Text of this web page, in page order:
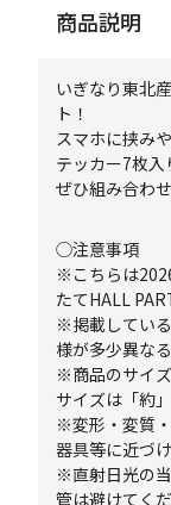
商品説明
いぎなり東北
ト！
スマホに挟み
テッカー7枚入
ぜひ組み合わ
◯注意事項
※こちらは
たてHALL
※掲載してい
様が多少異な
※商品のサイ
サイズは「約
※変形・変質
器具等に近づ
※直射日光の
管は避けてくだ